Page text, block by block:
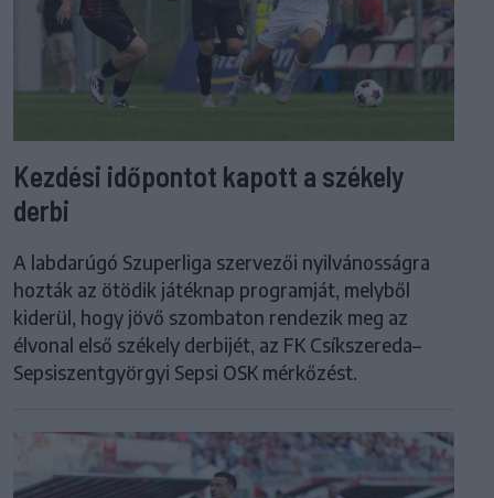
Kezdési időpontot kapott a székely
derbi
A labdarúgó Szuperliga szervezői nyilvánosságra
hozták az ötödik játéknap programját, melyből
kiderül, hogy jövő szombaton rendezik meg az
élvonal első székely derbijét, az FK Csíkszereda–
Sepsiszentgyörgyi Sepsi OSK mérkőzést.